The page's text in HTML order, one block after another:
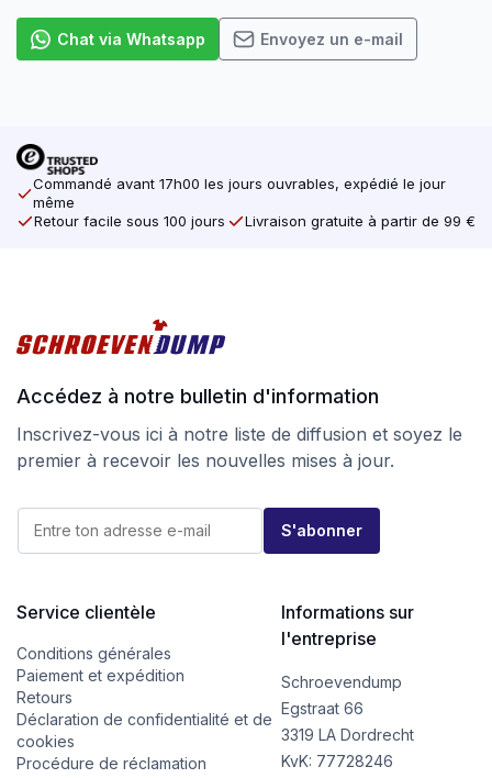
Chat via Whatsapp Envoyez un e-mail
Commandé avant 17h00 les jours ouvrables, expédié le jour
même
Retour facile sous 100 jours
Livraison gratuite à partir de 99 €
Accédez à notre bulletin d'information
Inscrivez-vous ici à notre liste de diffusion et soyez le
premier à recevoir les nouvelles mises à jour.
m
l
E
m
l
S'abonner
Service clientèle
Conditions générales
Paiement et expédition
Retours
Déclaration de confidentialité et de
cookies
Procédure de réclamation
Informations sur
l'entreprise
Schroevendump
Egstraat 66
3319 LA Dordrecht
KvK: 77728246